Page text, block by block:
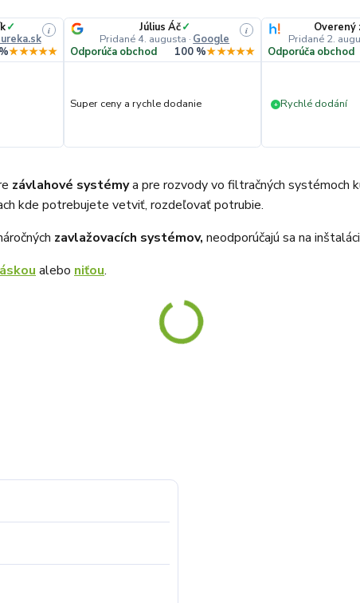
✓
i
★★★★★
Július Áč✓
Pridané 4. augusta · Google
i
Odporúča obchod 100 %★★★★★
Super ceny a rychle dodanie
Overený
Pridané 2.
Odporúča obchod
+ Rychlé dodání
závlahové systémya pre rozvody vo filtračných systémoch
kde potrebujete vetviť, rozdeľovať potrubie.
zavlažovacích systémov, neodporúčajú sa na
alebo niťou.